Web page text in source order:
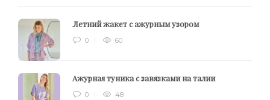
Летний жакет с ажурным узором
0 60
Ажурная туника с завязками на талии
0 48